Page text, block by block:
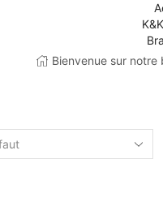
Bienvenue sur notre